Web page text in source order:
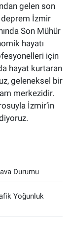
gelen son
İzmir
Son Mühür
hayatı
için
hayat kurtaran
geleneksel bir
merkezidir.
İzmir’in
Durumu
Yoğunluk